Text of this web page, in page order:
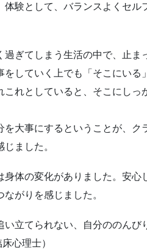
体験として、バランスよくセル
過ぎてしまう生活の中で、止
をしていく上でも「そこにいる
これとしていると、そこにし
を大事にするということが、
ました。
身体の変化がありました。安
ながりを感じました。
い立てられない、自分ののんび
心理士）